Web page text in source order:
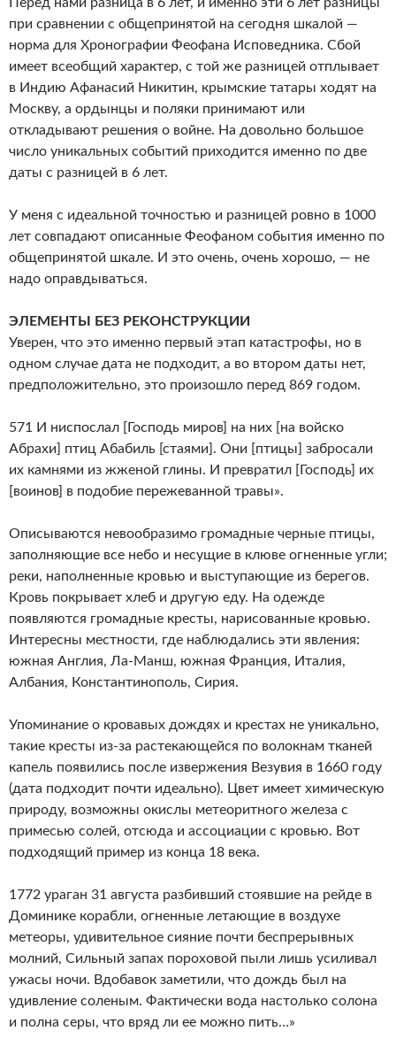
при сравнении с общепринятой на сегодня шкалой —
норма для Хронографии Феофана Исповедника. Сбой
имеет всеобщий характер, с той же разницей отплывает
в Индию Афанасий Никитин, крымские татары ходят на
Москву, а ордынцы и поляки принимают или
откладывают решения о войне. На довольно большое
число уникальных событий приходится именно по две
даты с разницей в 6 лет.
У меня с идеальной точностью и разницей ровно в 1000
лет совпадают описанные Феофаном события именно по
общепринятой шкале. И это очень, очень хорошо, — не
надо оправдываться.
ЭЛЕМЕНТЫ БЕЗ РЕКОНСТРУКЦИИ
Уверен, что это именно первый этап катастрофы, но в
одном случае дата не подходит, а во втором даты нет,
предположительно, это произошло перед 869 годом.
571 И ниспослал [Господь миров] на них [на войско
Абрахи] птиц Абабиль [стаями]. Они [птицы] забросали
их камнями из жженой глины. И превратил [Господь] их
[воинов] в подобие пережеванной травы».
Описываются невообразимо громадные черные птицы,
заполняющие все небо и несущие в клюве огненные угли;
реки, наполненные кровью и выступающие из берегов.
Кровь покрывает хлеб и другую еду. На одежде
появляются громадные кресты, нарисованные кровью.
Интересны местности, где наблюдались эти явления:
южная Англия, Ла-Манш, южная Франция, Италия,
Албания, Константинополь, Сирия.
Упоминание о кровавых дождях и крестах не уникально,
такие кресты из-за растекающейся по волокнам тканей
капель появились после извержения Везувия в 1660 году
(дата подходит почти идеально). Цвет имеет химическую
природу, возможны окислы метеоритного железа с
примесью солей, отсюда и ассоциации с кровью. Вот
подходящий пример из конца 18 века.
1772 ураган 31 августа разбивший стоявшие на рейде в
Доминике корабли, огненные летающие в воздухе
метеоры, удивительное сияние почти беспрерывных
молний, Сильный запах пороховой пыли лишь усиливал
ужасы ночи. Вдобавок заметили, что дождь был на
удивление соленым. Фактически вода настолько солона
и полна серы, что вряд ли ее можно пить…»